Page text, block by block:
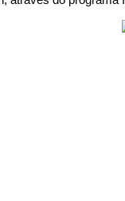
de Cópias
de lucros e